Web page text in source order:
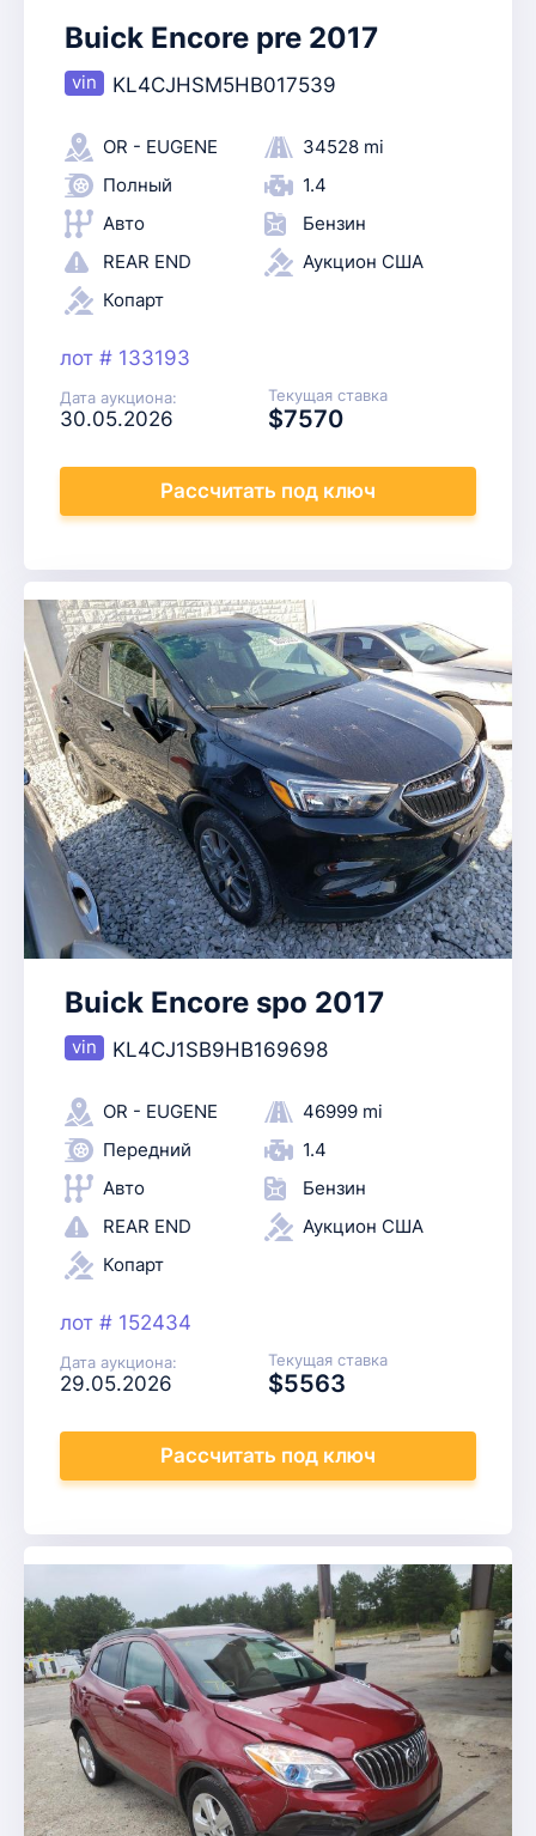
Buick Encore pre 2017
KL4CJHSM5HB017539
OR - EUGENE
34528 mi
Полный
1.4
Авто
Бензин
REAR END
Аукцион США
Копарт
лот # 133193
Дата аукциона:
30.05.2026
Текущая ставка
$7570
Рассчитать под ключ
Buick Encore spo 2017
KL4CJ1SB9HB169698
OR - EUGENE
46999 mi
Передний
1.4
Авто
Бензин
REAR END
Аукцион США
Копарт
лот # 152434
Дата аукциона:
29.05.2026
Текущая ставка
$5563
Рассчитать под ключ